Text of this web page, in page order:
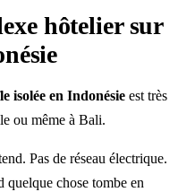
hôtelier sur
isolée en Indonésie est très
ou même à Bali.
Pas de réseau électrique.
quelque chose tombe en